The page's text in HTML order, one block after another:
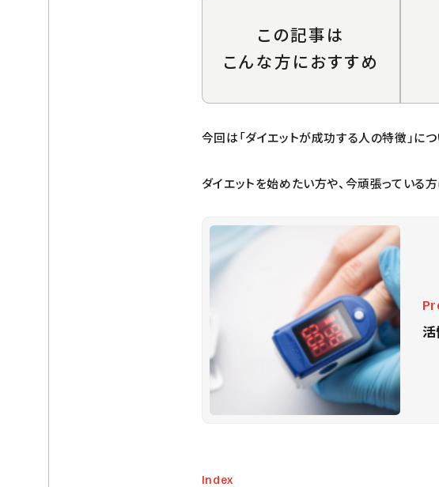
この記事は
こんな方におすすめ
今回は「ダイエットが成功する人の特徴」につ
ダイエットを始めたい方や、今頑張っている
活
Index